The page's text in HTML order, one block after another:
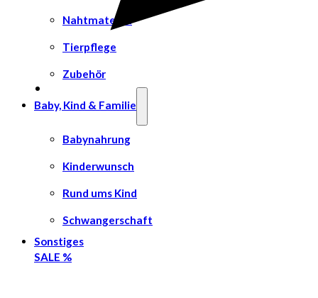
Nahtmaterial
Tierpflege
Zubehör
Baby, Kind & Familie
Babynahrung
Kinderwunsch
Rund ums Kind
Schwangerschaft
Sonstiges
SALE %